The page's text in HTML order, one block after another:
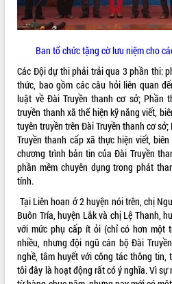
VIDEO
Ban tổ chức tặng cờ lưu niệm cho
Các Đội dự thi phải trải qua 3 phần thi:
thức, bao gồm các câu hỏi liên quan
luật về Đài Truyền thanh cơ sở; Phần
truyền thanh xã thể hiện kỹ năng viết,
tuyên truyền trên Đài Truyền thanh cơ
Truyền thanh cấp xã thực hiện viết,
chương trình bản tin của Đài Truyền
phần mềm chuyên dụng trong phát
tính.
Tại Liên hoan ở 2 huyện nói trên, chị
Buôn Tría, huyện Lắk và chị Lệ Thanh,
với mức phụ cấp ít ỏi (chỉ có hơn một
nhiều, nhưng đội ngũ cán bộ Đài
nghề, tâm huyết với công tác thông tin,
tôi đây là hoạt động rất có ý nghĩa. Vì